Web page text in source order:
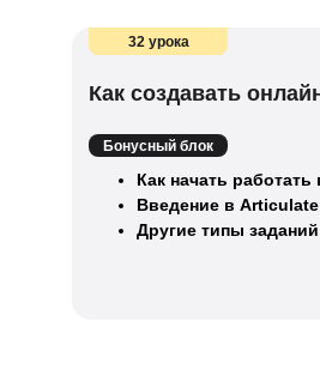
32 урока
Как создавать
Бонусный блок
Как начать
Введение в
Другие типы